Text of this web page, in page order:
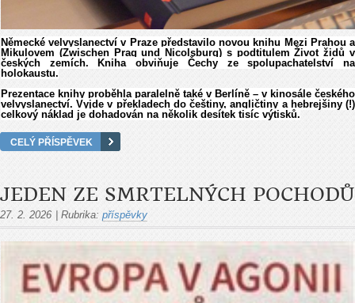
Německé velvyslanectví v Praze představilo novou knihu Mezi Prahou a
Mikulovem (Zwischen Prag und Nicolsburg) s podtitulem Život židů v
českých zemích. Kniha obviňuje Čechy ze spolupachatelství na
holokaustu.
Prezentace knihy proběhla paralelně také v Berlíně – v kinosále českého
velvyslanectví. Vyjde v překladech do češtiny, angličtiny a hebrejšiny (!)
celkový náklad je dohadován na několik desítek tisíc výtisků.
CELÝ PŘÍSPĚVEK
JEDEN ZE SMRTELNÝCH POCHODŮ
27. 2. 2026 Rubrika: příspěvky